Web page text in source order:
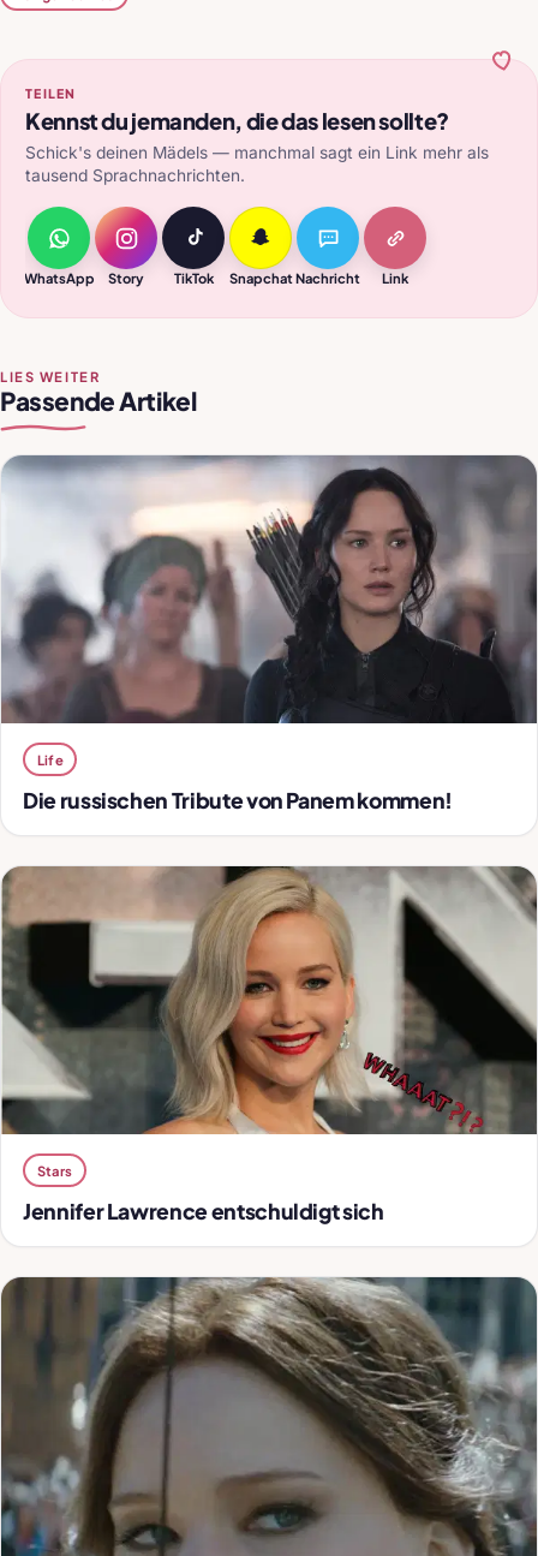
TEILEN
Kennst du jemanden, die das lesen sollte?
Schick's deinen Mädels — manchmal sagt ein Link mehr als
tausend Sprachnachrichten.
WhatsApp Story TikTok SnapchatNachricht Link
LIES WEITER
Passende Artikel
Life
Die russischen Tribute von Panem kommen!
Stars
Jennifer Lawrence entschuldigt sich